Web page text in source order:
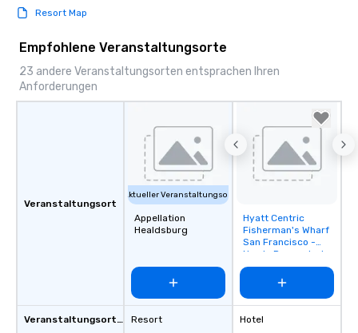
Resort Map
Empfohlene Veranstaltungsorte
23 andere Veranstaltungsorten entsprachen Ihren
Anforderungen
Veranstaltungsort
Veranstaltungsortstyp
Aktueller Veranstaltungsort
Appellation
Healdsburg
Resort
Removed from
favorites
Hyatt Centric
Fisherman's Wharf
San Francisco -
Newly Renovated
Hotel